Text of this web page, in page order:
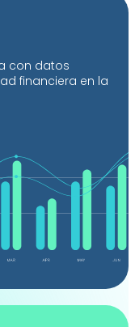
con datos
financiera en la